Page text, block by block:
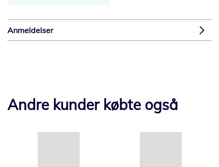
Anmeldelser
Andre kunder købte også